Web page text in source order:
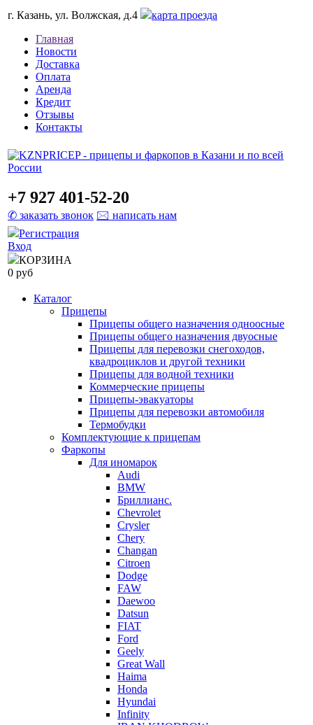
г. Казань, ул. Волжская, д.4
карта проезда
Главная
Новости
Доставка
Оплата
Аренда
Кредит
Отзывы
Контакты
+7 927 401-52-20
✆ заказать звонок 🖂 написать нам
Регистрация
Вход
КОРЗИНА
0 руб
Каталог
Прицепы
Прицепы общего назначения одноосные
Прицепы общего назначения двуосные
Прицепы для перевозки снегоходов,
квадроциклов и другой техники
Прицепы для водной техники
Коммерческие прицепы
Прицепы-эвакуаторы
Прицепы для перевозки автомобиля
Термобудки
Комплектующие к прицепам
Фаркопы
Для иномарок
Audi
BMW
Бриллианс.
Chevrolet
Crysler
Chery
Changan
Citroen
Dodge
FAW
Daewoo
Datsun
FIAT
Ford
Geely
Great Wall
Haima
Honda
Hyundai
Infinity